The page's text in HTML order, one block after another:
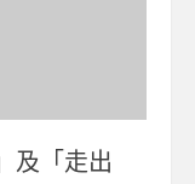
及「走出